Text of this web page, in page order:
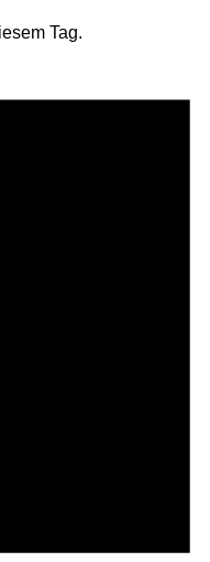
Tag.